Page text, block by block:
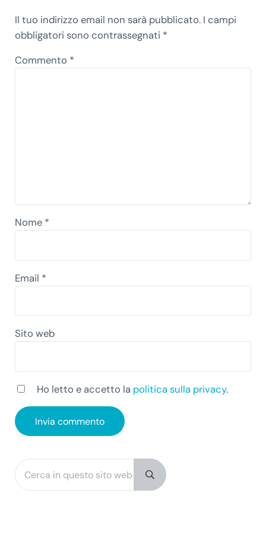
Il tuo indirizzo email non sarà pubblicato. I campi
obbligatori sono contrassegnati *
Commento *
Nome *
Email *
Sito web
Ho letto e accetto la politica sulla privacy.
Sidebar
Cerca in questo sito web
Submit search